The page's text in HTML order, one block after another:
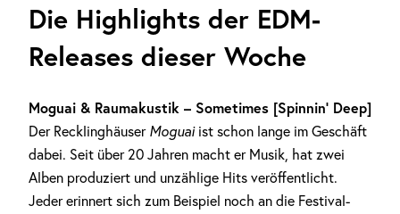
Die Highlights der EDM-
Releases dieser Woche
Moguai & Raumakustik – Sometimes [Spinnin‘ Deep]
Der Recklinghäuser Moguai ist schon lange im Geschäft
dabei. Seit über 20 Jahren macht er Musik, hat zwei
Alben produziert und unzählige Hits veröffentlicht.
Jeder erinnert sich zum Beispiel noch an die Festival-